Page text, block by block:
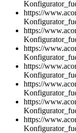
https://
https://
https://
https://
https://
https://
https://